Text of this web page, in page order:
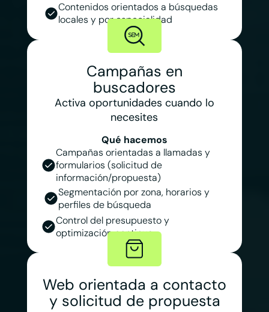
Contenidos orientados a búsquedas
locales y por especialidad
Campañas en
buscadores
Activa oportunidades cuando lo
necesites
Qué hacemos
Campañas orientadas a llamadas y
formularios (solicitud de
información/propuesta)
Segmentación por zona, horarios y
perfiles de búsqueda
Control del presupuesto y
optimización continua
Web orientada a contacto
y solicitud de propuesta